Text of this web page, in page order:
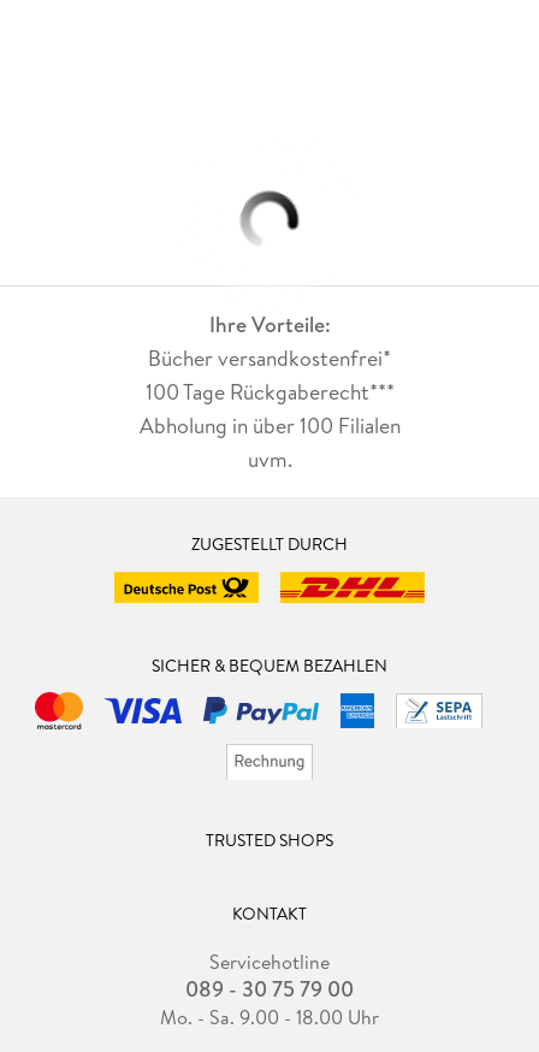
Ihre Vorteile:
Bücher versandkostenfrei*
100 Tage Rückgaberecht***
Abholung in über 100 Filialen
uvm.
ZUGESTELLT DURCH
SICHER & BEQUEM BEZAHLEN
TRUSTED SHOPS
KONTAKT
Servicehotline
089 - 30 75 79 00
Mo. - Sa. 9.00 - 18.00 Uhr